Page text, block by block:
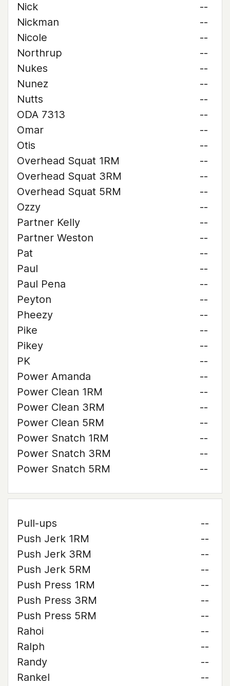
Nick
--
Nickman
--
Nicole
--
Northrup
--
Nukes
--
Nunez
--
Nutts
--
ODA 7313
--
Omar
--
Otis
--
Overhead Squat 1RM
--
Overhead Squat 3RM
--
Overhead Squat 5RM
--
Ozzy
--
Partner Kelly
--
Partner Weston
--
Pat
--
Paul
--
Paul Pena
--
Peyton
--
Pheezy
--
Pike
--
Pikey
--
PK
--
Power Amanda
--
Power Clean 1RM
--
Power Clean 3RM
--
Power Clean 5RM
--
Power Snatch 1RM
--
Power Snatch 3RM
--
Power Snatch 5RM
--
Pull-ups
--
Push Jerk 1RM
--
Push Jerk 3RM
--
Push Jerk 5RM
--
Push Press 1RM
--
Push Press 3RM
--
Push Press 5RM
--
Rahoi
--
Ralph
--
Randy
--
Rankel
--